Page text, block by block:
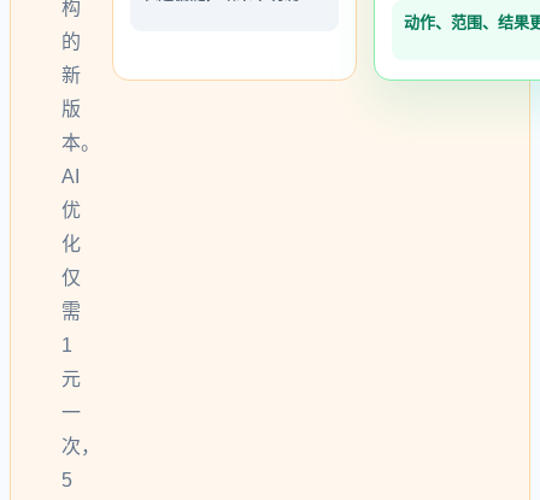
构
的
新
版
本。
AI
优
化
仅
需
1
元
一
次，
5
动作、范围、结果